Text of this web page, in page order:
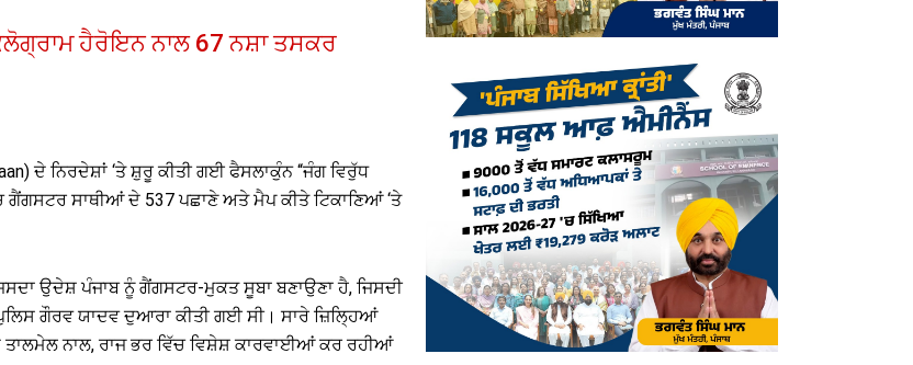
ਹੈਰੋਇਨ ਨਾਲ 67 ਨਸ਼ਾ ਤਸਕਰ
ਦੇ ਨਿਰਦੇਸ਼ਾਂ ‘ਤੇ ਸ਼ੁਰੂ ਕੀਤੀ ਗਈ ਫੈਸਲਾਕੁੰਨ “ਜੰਗ ਵਿਰੁੱਧ
ਸਾਥੀਆਂ ਦੇ 537 ਪਛਾਣੇ ਅਤੇ ਮੈਪ ਕੀਤੇ ਟਿਕਾਣਿਆਂ ‘ਤੇ
ਉਦੇਸ਼ ਪੰਜਾਬ ਨੂੰ ਗੈਂਗਸਟਰ-ਮੁਕਤ ਸੂਬਾ ਬਣਾਉਣਾ ਹੈ, ਜਿਸਦੀ
ਗੌਰਵ ਯਾਦਵ ਦੁਆਰਾ ਕੀਤੀ ਗਈ ਸੀ। ਸਾਰੇ ਜ਼ਿਲ੍ਹਿਆਂ
ਨਾਲ, ਰਾਜ ਭਰ ਵਿੱਚ ਵਿਸ਼ੇਸ਼ ਕਾਰਵਾਈਆਂ ਕਰ ਰਹੀਆਂ